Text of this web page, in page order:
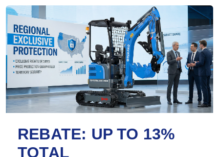
REBATE: UP TO 13%
TOTAL